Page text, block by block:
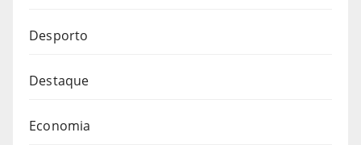
Desporto
Destaque
Economia